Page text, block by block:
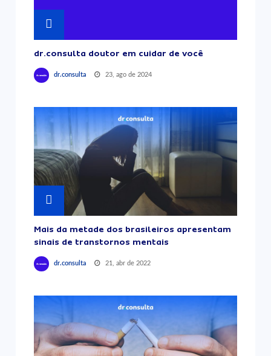
dr.consulta doutor em cuidar de você
dr.consulta 23, ago de 2024
Mais da metade dos brasileiros apresentam
sinais de transtornos mentais
dr.consulta 21, abr de 2022